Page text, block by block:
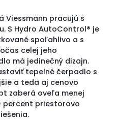
Viessmann pracujú s
S Hydro AutoControl® je
spoľahlivo a s
celej jeho
má jedinečný dizajn.
tepelné čerpadlo s
a teda aj cenovo
zaberá oveľa menej
percent priestorovo